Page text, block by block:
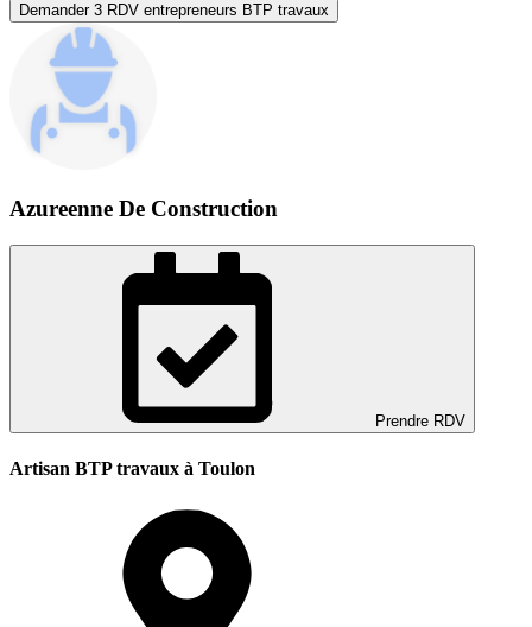
Demander 3 RDV entrepreneurs BTP travaux
Azureenne De Construction
Prendre RDV
Artisan BTP travaux à Toulon